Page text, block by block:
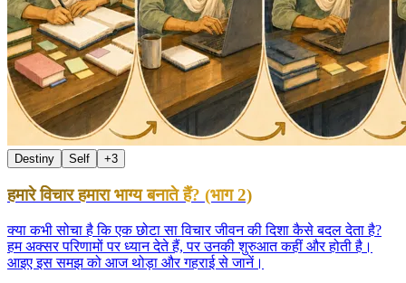
Destiny Self +3
हमारे विचार हमारा भाग्य बनाते हैं? (भाग 2)
क्या कभी सोचा है कि एक छोटा सा विचार जीवन की दिशा कैसे बदल देता है?
हम अक्सर परिणामों पर ध्यान देते हैं, पर उनकी शुरुआत कहीं और होती है।
आइए इस समझ को आज थोड़ा और गहराई से जानें।